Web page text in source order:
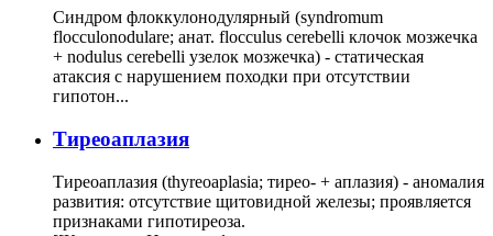
Синдром флоккулонодулярный (syndromum
flocculonodulare; анат. flocculus cerebelli клочок мозжечка
+ nodulus cerebelli узелок мозжечка) - статическая
атаксия с нарушением походки при отсутствии
гипотон...
Тиреоаплазия
Тиреоаплазия (thyreoaplasia; тирео- + аплазия) - аномалия
развития: отсутствие щитовидной железы; проявляется
признаками гипотиреоза.